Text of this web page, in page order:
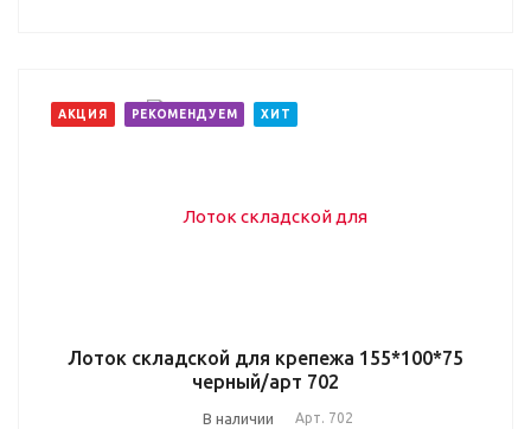
АКЦИЯ РЕКОМЕНДУЕМ ХИТ
Лоток складской для крепежа 155*100*75
черный/арт 702
В наличии Арт. 702